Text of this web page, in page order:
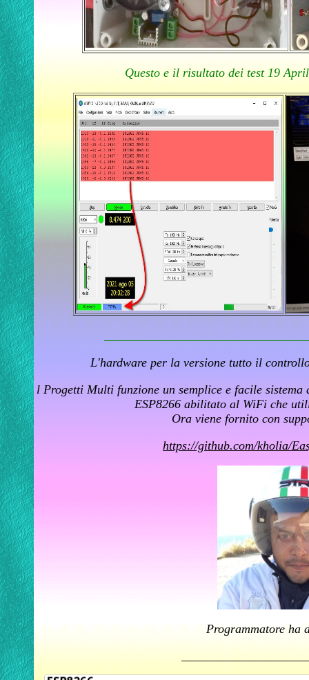
Questo e il risultato dei test 19
L'hardware per la versione tutto il
l Progetti Multi funzione un semplice e facile
ESP8266 abilitato al WiFi che
Ora viene fornito con
https://github.com/kholia/
Programmatore ha